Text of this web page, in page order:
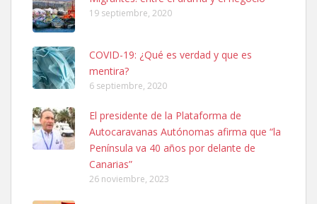
Ninfa perdida
El día 5 se los perdió una ninfa papillera, asustada tiene miedo a la
calle, se perdió por la zon...
Leales.org » Gran Canaria
6.7.2025
19 septiembre, 2020
COVID-19: ¿Qué es verdad y que es
mentira?
6 septiembre, 2020
El presidente de la Plataforma de
Autocaravanas Autónomas afirma que “la
Península va 40 años por delante de
Canarias”
26 noviembre, 2023